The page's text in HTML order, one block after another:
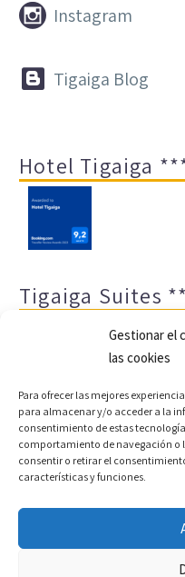
Gestionar el
las cookies
Para ofrecer las mejores
para almacenar y/o acceder a la
consentimiento de estas
comportamiento de navegación o
consentir o retirar el
características y funciones.

 Instagram

 Tigaiga Blog
Hotel Tigaiga
Tigaiga Suites
Aviso legal y política
Cookies
Sitemap